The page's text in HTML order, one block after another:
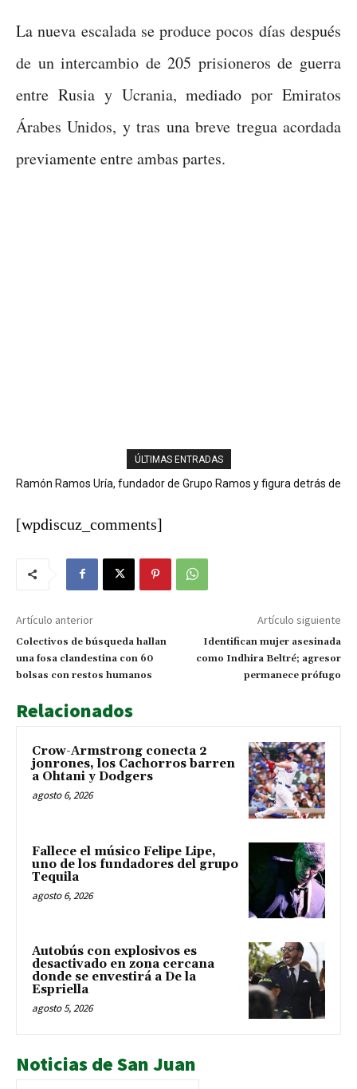
La nueva escalada se produce pocos días después
de un intercambio de 205 prisioneros de guerra
entre Rusia y Ucrania, mediado por Emiratos
Árabes Unidos, y tras una breve tregua acordada
previamente entre ambas partes.
ÚLTIMAS ENTRADAS
Ramón Ramos Uría, fundador de Grupo Ramos y figura detrás de
San Juan se ahoga entre bancas y el silencio de las autoridades
[wpdiscuz_comments]
Artículo anterior
Colectivos de búsqueda hallan
una fosa clandestina con 60
bolsas con restos humanos
Artículo siguiente
Identifican mujer asesinada
como Indhira Beltré; agresor
permanece prófugo
Relacionados
Crow-Armstrong conecta 2
jonrones, los Cachorros barren
a Ohtani y Dodgers
agosto 6, 2026
Fallece el músico Felipe Lipe,
uno de los fundadores del grupo
Tequila
agosto 6, 2026
Autobús con explosivos es
desactivado en zona cercana
donde se envestirá a De la
Espriella
agosto 5, 2026
Noticias de San Juan